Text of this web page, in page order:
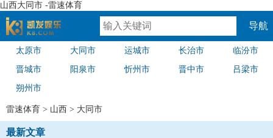
山西大同市 -雷速体育
速体育
导航
太原市 大同市 运城市 长治市 临汾市
晋城市 阳泉市 忻州市 晋中市 吕梁市
朔州市
雷速体育 > 山西 > 大同市
最新文章